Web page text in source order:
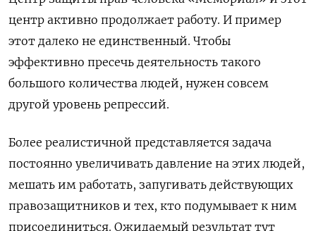
центр активно продолжает работу. И пример
этот далеко не единственный. Чтобы
эффективно пресечь деятельность такого
большого количества людей, нужен совсем
другой уровень репрессий.
Более реалистичной представляется задача
постоянно увеличивать давление на этих людей,
мешать им работать, запугивать действующих
правозащитников и тех, кто подумывает к ним
присоединиться. Ожидаемый результат тут